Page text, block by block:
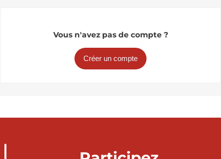
Vous n'avez pas de compte ?
Créer un compte